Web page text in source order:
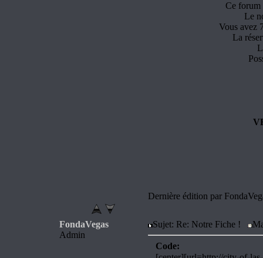
Ce forum
Le
Vous avez
La
Dernière édition par
FondaVegas
Admin
Sujet: Re: Notre Fiche !
Code: